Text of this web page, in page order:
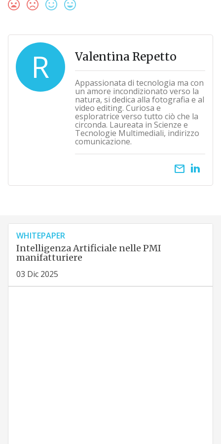
R Valentina Repetto
Appassionata di tecnologia ma con
un amore incondizionato verso la
natura, si dedica alla fotografia e al
video editing. Curiosa e
esploratrice verso tutto ciò che la
circonda. Laureata in Scienze e
Tecnologie Multimediali, indirizzo
comunicazione.
email
WHITEPAPER
Intelligenza Artificiale nelle PMI
manifatturiere
03 Dic 2025